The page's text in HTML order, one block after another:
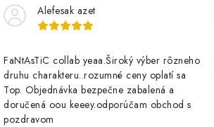
Alefesak azet
FaNtAsTiC collab yeaa.Široký výber rôzneho
druhu charakteru..rozumné ceny oplatí sa
Top. Objednávka bezpečne zabalená a
doručená oou keeey.odporúčam obchod s
pozdravom